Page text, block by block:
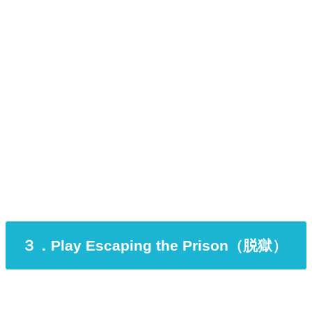
３．Play Escaping the Prison（脱獄）